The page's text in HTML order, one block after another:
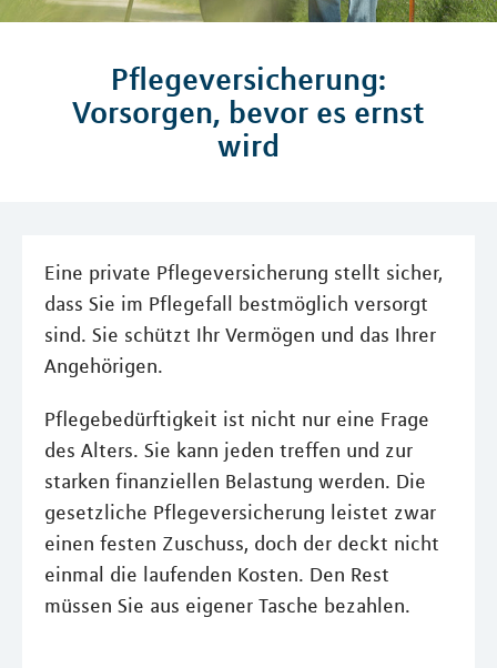
Pflegeversicherung:
Vorsorgen, bevor es ernst
wird
Eine private Pflegeversicherung stellt sicher,
dass Sie im Pflegefall bestmöglich versorgt
sind. Sie schützt Ihr Vermögen und das Ihrer
Angehörigen.
Pflegebedürftigkeit ist nicht nur eine Frage
des Alters. Sie kann jeden treffen und zur
starken finanziellen Belastung werden. Die
gesetzliche Pflegeversicherung leistet zwar
einen festen Zuschuss, doch der deckt nicht
einmal die laufenden Kosten. Den Rest
müssen Sie aus eigener Tasche bezahlen.